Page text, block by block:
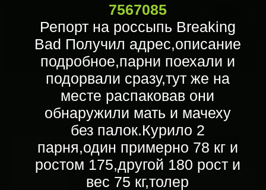
7567085
Репорт на россыпь Breaking
Bad Получил адрес,описание
подробное,парни поехали и
подорвали сразу,тут же на
месте распаковав они
обнаружили мать и мачеху
без палок.Курило 2
парня,один примерно 78 кг и
ростом 175,другой 180 рост и
вес 75 кг,толер